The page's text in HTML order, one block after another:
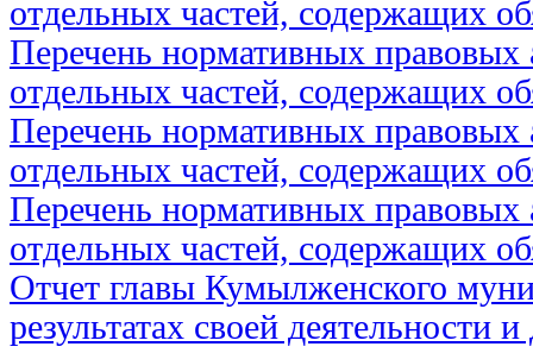
отдельных частей, содержащих
Перечень нормативных правовых
отдельных частей, содержащих
Перечень нормативных правовых
отдельных частей, содержащих
Перечень нормативных правовых
отдельных частей, содержащих
Отчет главы Кумылженского
результатах своей деятельности